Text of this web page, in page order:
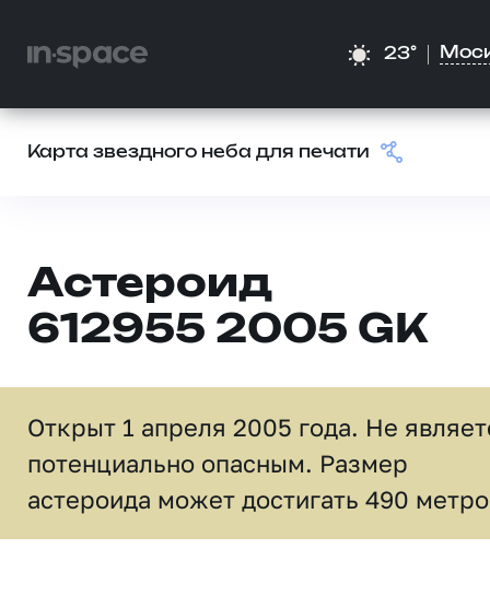
23°
Карта звездного неба для печати
Астероид
612955 2005 GK
Открыт 1 апреля 2005 года. Не
потенциально опасным. Размер
астероида может достигать 490